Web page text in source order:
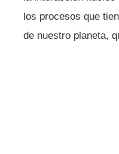
los procesos que
de nuestro planeta,